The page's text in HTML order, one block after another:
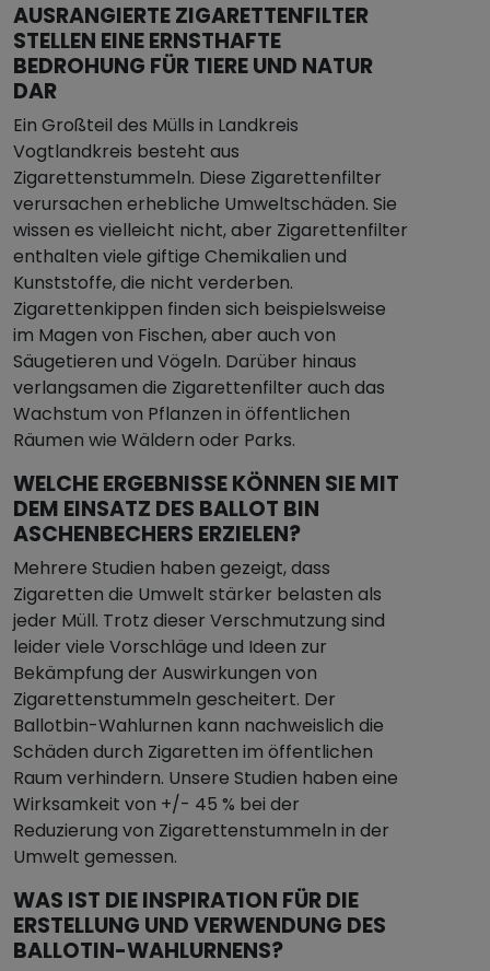
AUSRANGIERTE ZIGARETTENFILTER
STELLEN EINE ERNSTHAFTE
BEDROHUNG FÜR TIERE UND NATUR
DAR
Ein Großteil des Mülls in Landkreis
Vogtlandkreis besteht aus
Zigarettenstummeln. Diese Zigarettenfilter
verursachen erhebliche Umweltschäden. Sie
wissen es vielleicht nicht, aber Zigarettenfilter
enthalten viele giftige Chemikalien und
Kunststoffe, die nicht verderben.
Zigarettenkippen finden sich beispielsweise
im Magen von Fischen, aber auch von
Säugetieren und Vögeln. Darüber hinaus
verlangsamen die Zigarettenfilter auch das
Wachstum von Pflanzen in öffentlichen
Räumen wie Wäldern oder Parks.
WELCHE ERGEBNISSE KÖNNEN SIE MIT
DEM EINSATZ DES BALLOT BIN
ASCHENBECHERS ERZIELEN?
Mehrere Studien haben gezeigt, dass
Zigaretten die Umwelt stärker belasten als
jeder Müll. Trotz dieser Verschmutzung sind
leider viele Vorschläge und Ideen zur
Bekämpfung der Auswirkungen von
Zigarettenstummeln gescheitert. Der
Ballotbin-Wahlurnen kann nachweislich die
Schäden durch Zigaretten im öffentlichen
Raum verhindern. Unsere Studien haben eine
Wirksamkeit von +/- 45 % bei der
Reduzierung von Zigarettenstummeln in der
Umwelt gemessen.
WAS IST DIE INSPIRATION FÜR DIE
ERSTELLUNG UND VERWENDUNG DES
BALLOTIN-WAHLURNENS?